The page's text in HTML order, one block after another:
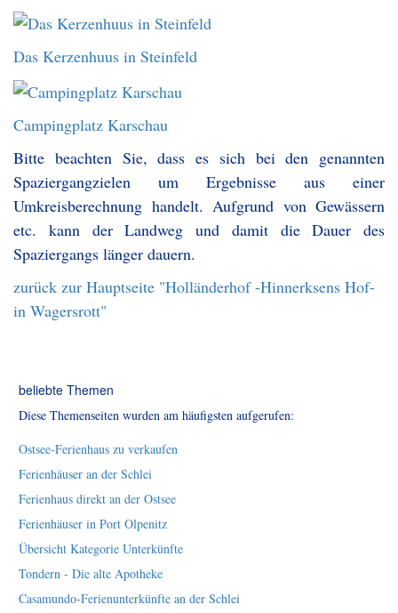
Das Kerzenhuus in Steinfeld
Campingplatz Karschau
Bitte beachten Sie, dass es sich bei den genannten
Spaziergangzielen um Ergebnisse aus einer
Umkreisberechnung handelt. Aufgrund von Gewässern
etc. kann der Landweg und damit die Dauer des
Spaziergangs länger dauern.
zurück zur Hauptseite "Holländerhof -Hinnerksens Hof-
in Wagersrott"
beliebte Themen
Diese Themenseiten wurden am häufigsten aufgerufen:
Ostsee-Ferienhaus zu verkaufen
Ferienhäuser an der Schlei
Ferienhaus direkt an der Ostsee
Ferienhäuser in Port Olpenitz
Übersicht Kategorie Unterkünfte
Tondern - Die alte Apotheke
Casamundo-Ferienunterkünfte an der Schlei